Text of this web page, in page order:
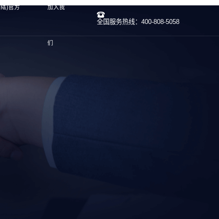
)官方 加入我
们
全国服务热线：400-808-5058